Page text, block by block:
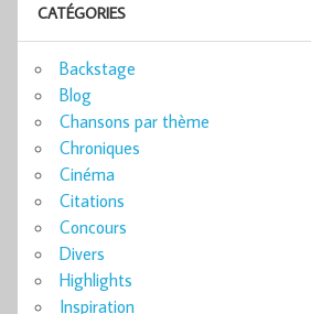
CATÉGORIES
Backstage
Blog
Chansons par thème
Chroniques
Cinéma
Citations
Concours
Divers
Highlights
Inspiration